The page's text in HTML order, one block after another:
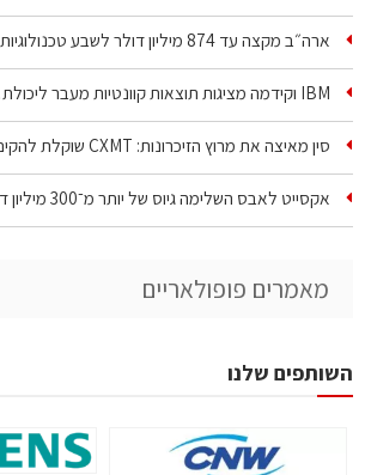
ארה״ב מקצה עד 874 מיליון דולר לשבע טכנולוגיות שבבים…
IBM וקידמה מציגות תוצאות קוונטיות מעבר ליכולת…
סין מאיצה את מרוץ הזיכרונות: CXMT שוקלת להקים מפעל…
אקסייט לאבס השלימה גיוס של יותר מ־300 מיליון דולר…
מאמרים פופולאריים
השותפים שלנו